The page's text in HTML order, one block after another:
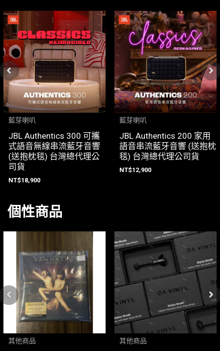
藍芽喇叭
JBL Authentics 300 可攜
式語音無線串流藍牙音響
(送抱枕毯) 台灣總代理公
司貨
NT$18,900
藍芽喇叭
JBL Authentics 200 家用
語音串流藍牙音響 (送抱枕
毯) 台灣總代理公司貨
NT$12,900
個性商品
其他商品 其他商品